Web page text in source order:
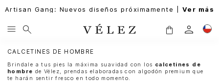
Artisan Gang: Nuevos diseños próximamente | Ver más
CALCETINES DE HOMBRE
Brindale a tus pies la máxima suavidad con los calcetines de
hombre de Vélez, prendas elaboradas con algodón premium que
te harán sentir fresco en todo momento.